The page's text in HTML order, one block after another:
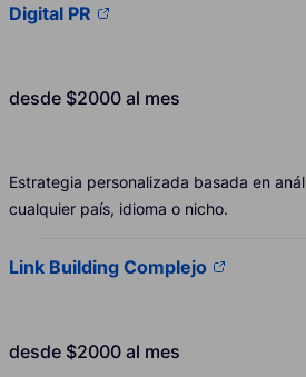
Digital PR
desde $2000 al mes
Estrategia personalizada basada en
cualquier país, idioma o nicho.
Link Building Complejo
desde $2000 al mes